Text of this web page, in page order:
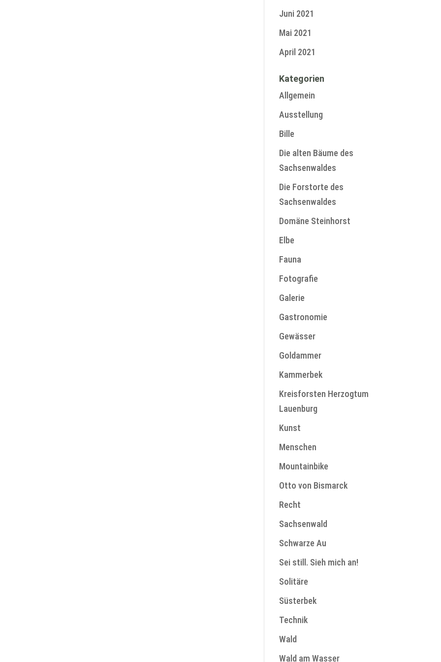
Juni 2021
Mai 2021
April 2021
Kategorien
Allgemein
Ausstellung
Bille
Die alten Bäume des
Sachsenwaldes
Die Forstorte des
Sachsenwaldes
Domäne Steinhorst
Elbe
Fauna
Fotografie
Galerie
Gastronomie
Gewässer
Goldammer
Kammerbek
Kreisforsten Herzogtum
Lauenburg
Kunst
Menschen
Mountainbike
Otto von Bismarck
Recht
Sachsenwald
Schwarze Au
Sei still. Sieh mich an!
Solitäre
Süsterbek
Technik
Wald
Wald am Wasser